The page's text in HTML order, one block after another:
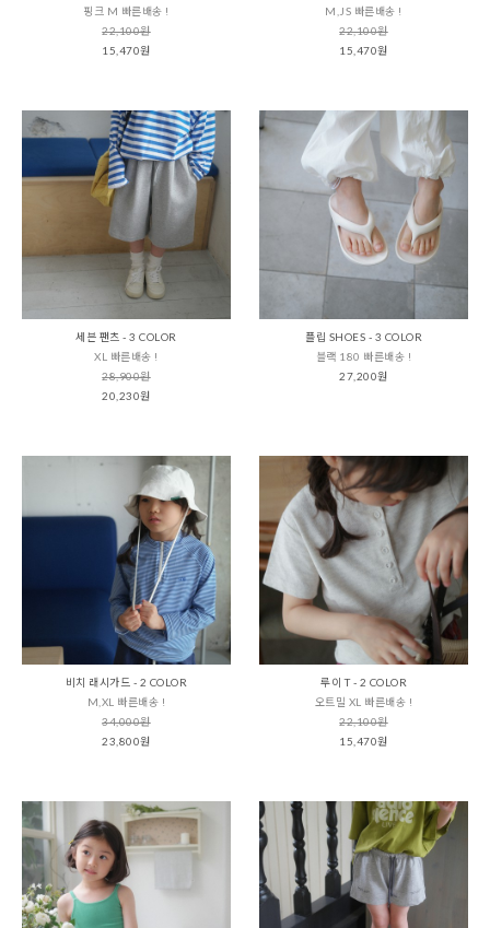
핑크 M 빠른배송 !
22,100원
15,470원
M,JS 빠른배송 !
22,100원
15,470원
세븐 팬츠 - 3 COLOR
XL 빠른배송 !
28,900원
20,230원
플립 SHOES - 3 COLOR
블랙 180 빠른배송 !
27,200원
비치 래시가드 - 2 COLOR
M,XL 빠른배송 !
34,000원
23,800원
루이 T - 2 COLOR
오트밀 XL 빠른배송 !
22,100원
15,470원